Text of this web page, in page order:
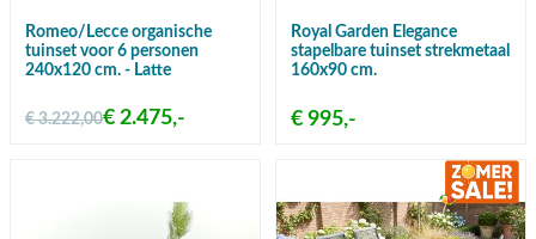
Romeo/Lecce organische
tuinset voor 6 personen
240x120 cm. - Latte
€ 3.222,00€ 2.475,-
Royal Garden Elegance
stapelbare tuinset strekmetaal
160x90 cm.
€ 995,-